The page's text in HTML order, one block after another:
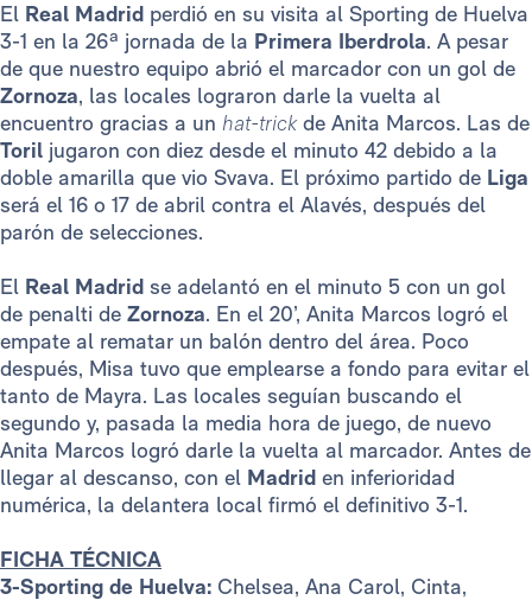
El Real Madrid perdió en su visita al Sporting de Huelva
3-1 en la 26ª jornada de la Primera Iberdrola. A pesar
de que nuestro equipo abrió el marcador con un gol de
Zornoza, las locales lograron darle la vuelta al
encuentro gracias a un hat-trickde Anita Marcos. Las de
Toril jugaron con diez desde el minuto 42 debido a la
doble amarilla que vio Svava. El próximo partido de Liga
será el 16 o 17 de abril contra el Alavés, después del
parón de selecciones.
El Real Madrid se adelantó en el minuto 5 con un gol
de penalti de Zornoza. En el 20’, Anita Marcos logró el
empate al rematar un balón dentro del área. Poco
después, Misa tuvo que emplearse a fondo para evitar el
tanto de Mayra. Las locales seguían buscando el
segundo y, pasada la media hora de juego, de nuevo
Anita Marcos logró darle la vuelta al marcador. Antes de
llegar al descanso, con el Madrid en inferioridad
numérica, la delantera local firmó el definitivo 3-1.
FICHA TÉCNICA
3-Sporting de Huelva: Chelsea, Ana Carol, Cinta,